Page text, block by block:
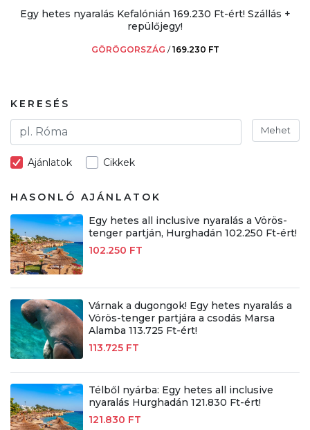
Egy hetes nyaralás Kefalónián 169.230 Ft-ért! Szállás +
repülőjegy!
GÖRÖGORSZÁG /169.230 FT
KERESÉS
Mehet
Ajánlatok Cikkek
HASONLÓ AJÁNLATOK
Egy hetes all inclusive nyaralás a Vörös-
tenger partján, Hurghadán 102.250 Ft-ért!
102.250 FT
Várnak a dugongok! Egy hetes nyaralás a
Vörös-tenger partjára a csodás Marsa
Alamba 113.725 Ft-ért!
113.725 FT
Télből nyárba: Egy hetes all inclusive
nyaralás Hurghadán 121.830 Ft-ért!
121.830 FT